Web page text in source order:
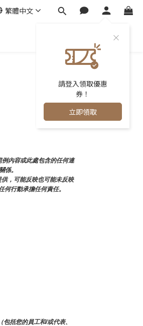
繁體中文
請登入領取優惠
券！
立即領取
內容或此處包含的任何連
係。
，可能反映也可能未反映
行動承擔任何責任。
括您的員工和/或代表、